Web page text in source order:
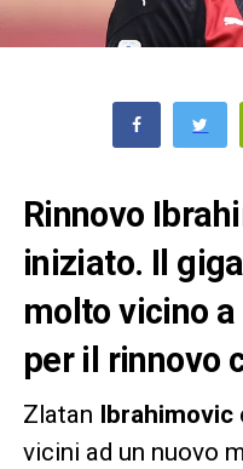
Rinnovo
iniziato. Il
molto vicino a
per il rinnovo
Zlatan Ibrahimovic
vicini ad un nuovo